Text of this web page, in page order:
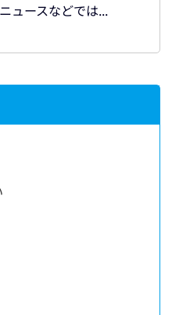
ュースなどでは...